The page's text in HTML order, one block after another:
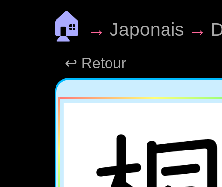
🏠 → Japonais →
↩ Retour